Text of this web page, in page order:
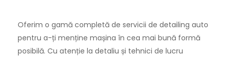
Oferim o gamă completă de servicii de detailing auto
pentru a-ți menține mașina în cea mai bună formă
posibilă. Cu atenție la detaliu și tehnici de lucru